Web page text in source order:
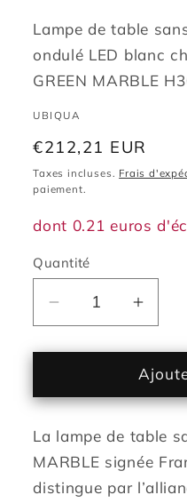
fenêtre
modale
Lampe de table
ondulé LED blanc
GREEN MARBLE
UBIQUA
Prix
habituel
€212,21 EUR
Taxes incluses. Frais
paiement.
dont 0.21 euros
Quantité
Réduire
la
quantité
Lampe
table
sans
fil
la
de
table
sans
fil
La lampe de table
MARBLE signée
distingue par